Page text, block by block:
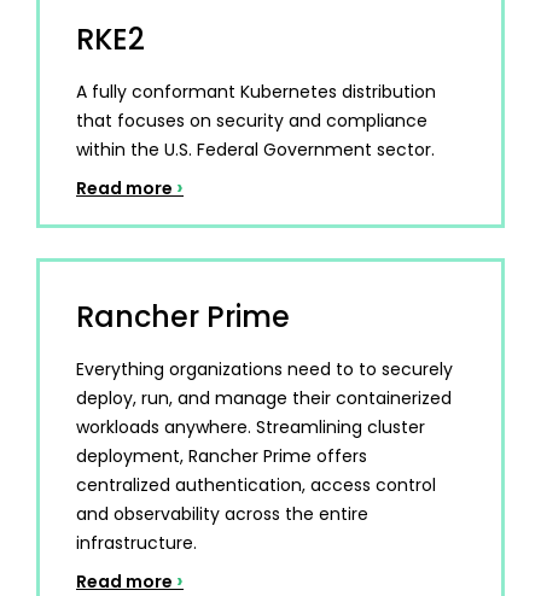
RKE2
A fully conformant Kubernetes distribution
that focuses on security and compliance
within the U.S. Federal Government sector.
Read more ›
Rancher Prime
Everything organizations need to to securely
deploy, run, and manage their containerized
workloads anywhere. Streamlining cluster
deployment, Rancher Prime offers
centralized authentication, access control
and observability across the entire
infrastructure.
Read more ›